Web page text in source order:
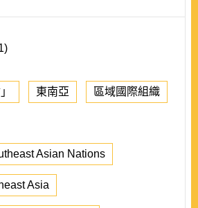
東南亞 區域國際組織
Asian Nations
Asia